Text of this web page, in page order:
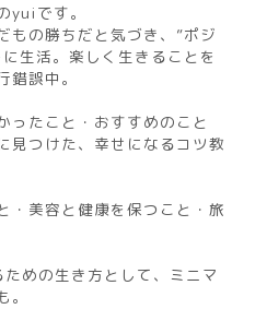
yuiです。
もの勝ちだと気づき、”ポジ
生活。楽しく生きることを
錯誤中。
ったこと・おすすめのこと
見つけた、幸せになるコツ教
・美容と健康を保つこと・旅
めの生き方として、ミニマ